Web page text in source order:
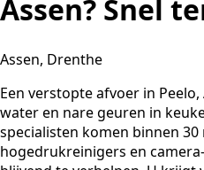
Assen? Snel
Assen, Drenthe
Een verstopte afvoer in
water en nare geuren in
specialisten komen binnen
hogedrukreinigers en